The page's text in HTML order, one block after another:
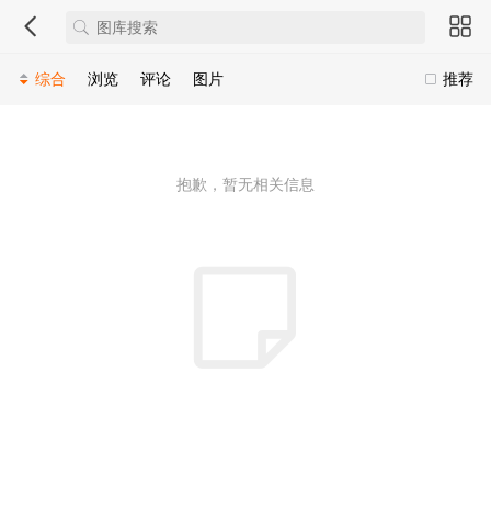
推荐
综合 浏览 评论 图片
抱歉，暂无相关信息